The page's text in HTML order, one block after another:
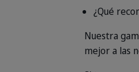
¿Qué
Nuestra
mejor a las